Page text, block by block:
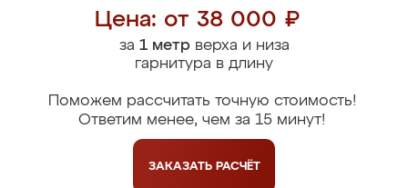
Цена: от 38 000 ₽
за 1 метрверха и низа
гарнитура в длину
Поможем рассчитать точную стоимость!
Ответим менее, чем за 15 минут!
ЗАКАЗАТЬ РАСЧЁТ